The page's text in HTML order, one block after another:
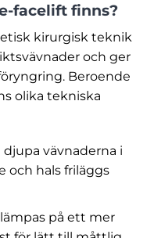
facelift finns?
kirurgisk teknik
och ger
Beroende
olika tekniska
vävnaderna i
och hals friläggs
på ett mer